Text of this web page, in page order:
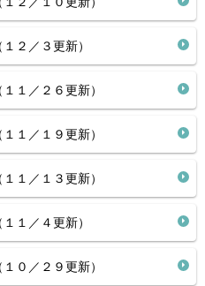
２／３更新）
１／２６更新）
１／１９更新）
１／１３更新）
１／４更新）
０／２９更新）